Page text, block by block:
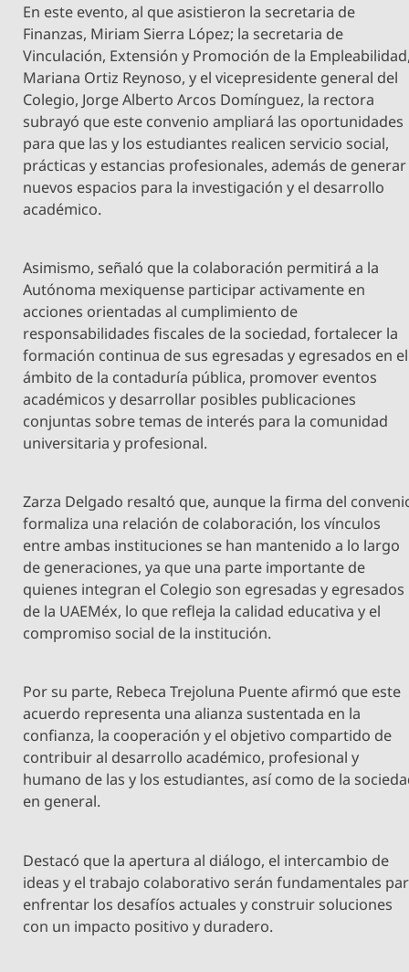
En este evento, al que asistieron la secretaria de
Finanzas, Miriam Sierra López; la secretaria de
Vinculación, Extensión y Promoción de la
Mariana Ortiz Reynoso, y el vicepresidente general del
Colegio, Jorge Alberto Arcos Domínguez, la rectora
subrayó que este convenio ampliará las oportunidades
para que las y los estudiantes realicen servicio social,
prácticas y estancias profesionales, además de generar
nuevos espacios para la investigación y el desarrollo
académico.
Asimismo, señaló que la colaboración permitirá a la
Autónoma mexiquense participar activamente en
acciones orientadas al cumplimiento de
responsabilidades fiscales de la sociedad, fortalecer la
formación continua de sus egresadas y egresados en el
ámbito de la contaduría pública, promover eventos
académicos y desarrollar posibles publicaciones
conjuntas sobre temas de interés para la comunidad
universitaria y profesional.
Zarza Delgado resaltó que, aunque la firma del
formaliza una relación de colaboración, los vínculos
entre ambas instituciones se han mantenido a lo largo
de generaciones, ya que una parte importante de
quienes integran el Colegio son egresadas y egresados
de la UAEMéx, lo que refleja la calidad educativa y el
compromiso social de la institución.
Por su parte, Rebeca Trejoluna Puente afirmó que este
acuerdo representa una alianza sustentada en la
confianza, la cooperación y el objetivo compartido de
contribuir al desarrollo académico, profesional y
humano de las y los estudiantes, así como de la
en general.
Destacó que la apertura al diálogo, el intercambio de
ideas y el trabajo colaborativo serán fundamentales
enfrentar los desafíos actuales y construir soluciones
con un impacto positivo y duradero.